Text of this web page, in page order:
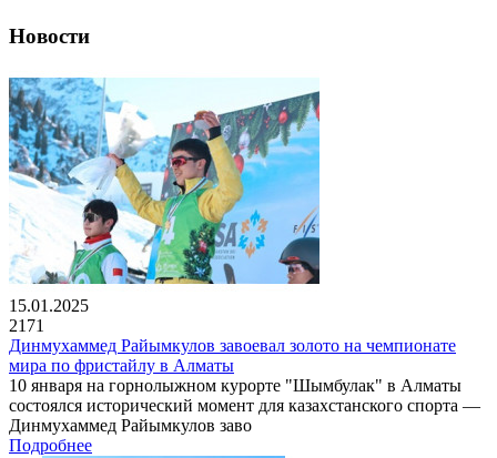
Новости
15.01.2025
2171
Динмухаммед Райымкулов завоевал золото на чемпионате
мира по фристайлу в Алматы
10 января на горнолыжном курорте "Шымбулак" в Алматы
состоялся исторический момент для казахстанского спорта —
Динмухаммед Райымкулов заво
Подробнее